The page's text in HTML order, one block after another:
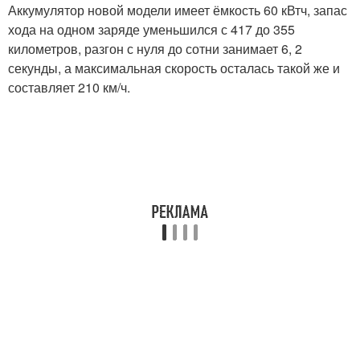
Аккумулятор новой модели имеет ёмкость 60 кВтч, запас
хода на одном заряде уменьшился с 417 до 355
километров, разгон с нуля до сотни занимает 6, 2
секунды, а максимальная скорость осталась такой же и
составляет 210 км/ч.